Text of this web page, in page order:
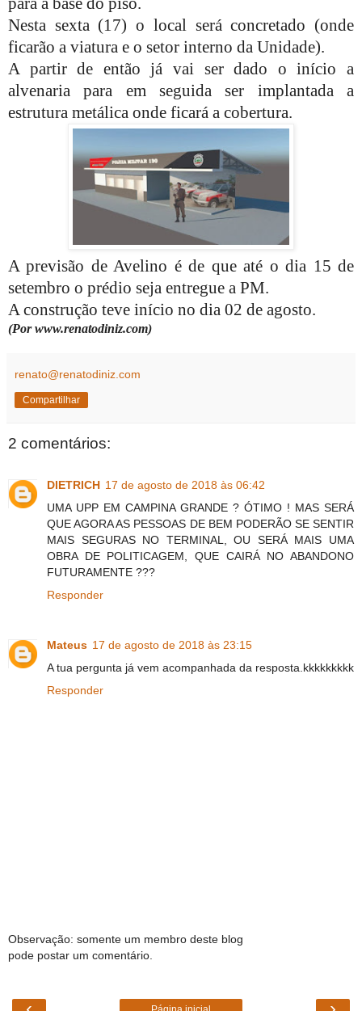
Nesta sexta (17) o local será concretado (onde
ficarão a viatura e o setor interno da Unidade).
A partir de então já vai ser dado o início a
alvenaria para em seguida ser implantada a
estrutura metálica onde ficará a cobertura.
A previsão de Avelino é de que até o dia 15 de
setembro o prédio seja entregue a PM.
A construção teve início no dia 02 de agosto.
(Por www.renatodiniz.com)
renato@renatodiniz.com
Compartilhar
2 comentários:
DIETRICH 17 de agosto de 2018 às 06:42
UMA UPP EM CAMPINA GRANDE ? ÓTIMO ! MAS SERÁ
QUE AGORA AS PESSOAS DE BEM PODERÃO SE SENTIR
MAIS SEGURAS NO TERMINAL, OU SERÁ MAIS UMA
OBRA DE POLITICAGEM, QUE CAIRÁ NO ABANDONO
FUTURAMENTE ???
Responder
Mateus 17 de agosto de 2018 às 23:15
A tua pergunta já vem acompanhada da resposta.kkkkkkkkk
Responder
Observação: somente um membro deste blog
pode postar um comentário.